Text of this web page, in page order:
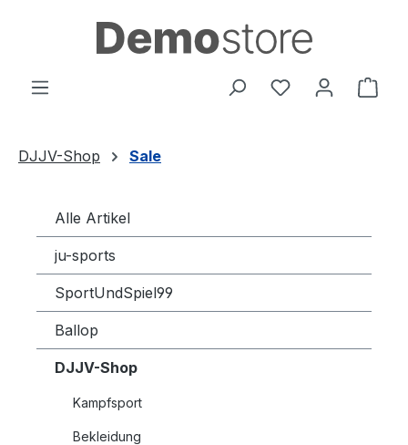
Zum Hauptinhalt springen
Du hast 0
DJJV-Shop Sale
Alle Artikel
ju-sports
SportUndSpiel99
Ballop
DJJV-Shop
Kampfsport
Bekleidung